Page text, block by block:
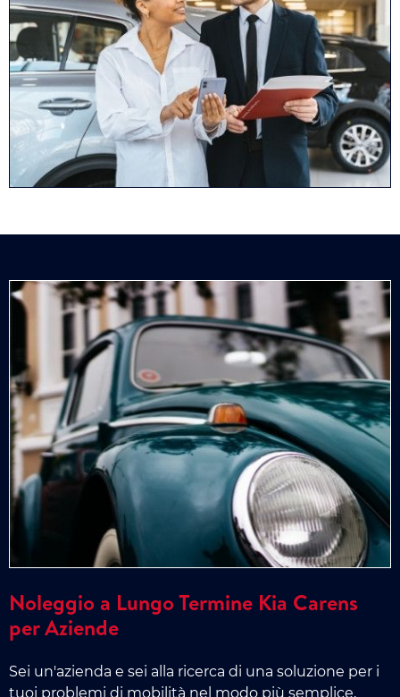
Noleggio a Lungo Termine Kia Carens
per Aziende
Sei un'azienda e sei alla ricerca di una soluzione per i
tuoi problemi di mobilità nel modo più semplice,